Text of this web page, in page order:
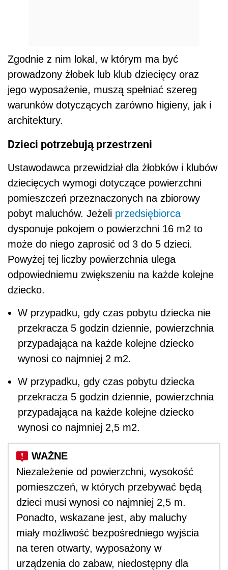
Zgodnie z nim lokal, w którym ma być
prowadzony żłobek lub klub dziecięcy oraz
jego wyposażenie, muszą spełniać szereg
warunków dotyczących zarówno higieny, jak i
architektury.
Dzieci potrzebują przestrzeni
Ustawodawca przewidział dla żłobków i klubów
dziecięcych wymogi dotyczące powierzchni
pomieszczeń przeznaczonych na zbiorowy
pobyt maluchów. Jeżeli przedsiębiorca
dysponuje pokojem o powierzchni 16 m2 to
może do niego zaprosić od 3 do 5 dzieci.
Powyżej tej liczby powierzchnia ulega
odpowiedniemu zwiększeniu na każde kolejne
dziecko.
W przypadku, gdy czas pobytu dziecka nie
przekracza 5 godzin dziennie, powierzchnia
przypadająca na każde kolejne dziecko
wynosi co najmniej 2 m2.
W przypadku, gdy czas pobytu dziecka
przekracza 5 godzin dziennie, powierzchnia
przypadająca na każde kolejne dziecko
wynosi co najmniej 2,5 m2.
Niezależenie od powierzchni, wysokość
pomieszczeń, w których przebywać będą
dzieci musi wynosi co najmniej 2,5 m.
Ponadto, wskazane jest, aby maluchy
miały możliwość bezpośredniego wyjścia
na teren otwarty, wyposażony w
urządzenia do zabaw, niedostępny dla